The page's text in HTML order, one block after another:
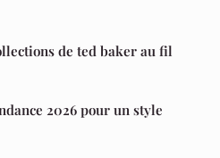
de ted baker au fil
2026 pour un style